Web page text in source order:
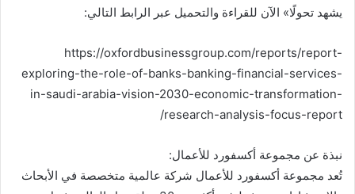
يشهد تحولًا» الآن للقراءة والتحميل عبر الرابط التالي:
https://oxfordbusinessgroup.com/reports/report-
exploring-the-role-of-banks-banking-financial-services-
in-saudi-arabia-vision-2030-economic-transformation-
research-analysis-focus-report/
نبذة عن مجموعة أكسفورد للأعمال:
تُعد مجموعة أكسفورد للأعمال شركة عالمية متخصصة في الأبحاث